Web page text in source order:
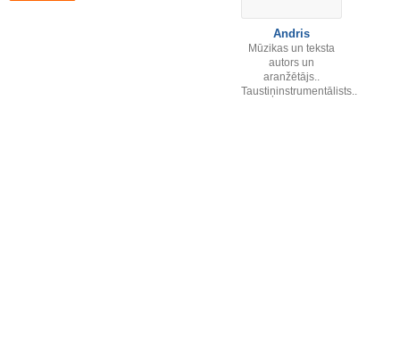
Andris
Mūzikas un teksta
autors un
aranžētājs..
Taustiņinstrumentālists..